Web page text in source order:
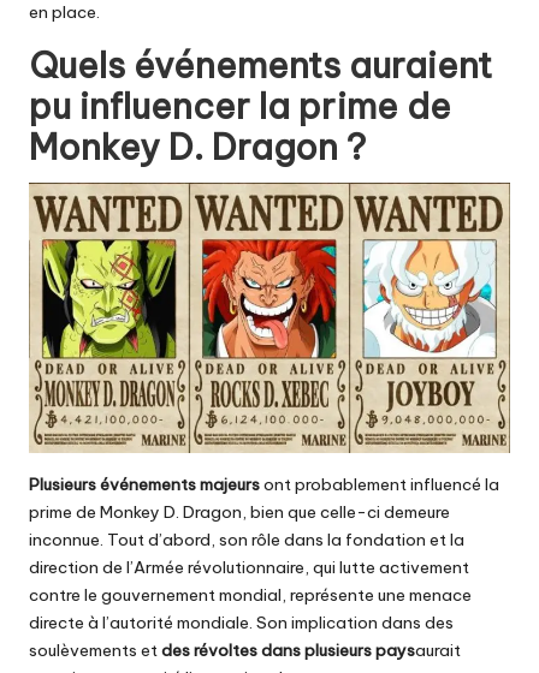
en place.
Quels événements auraient
pu influencer la prime de
Monkey D. Dragon ?
Plusieurs événements majeursont probablement influencé la
prime de Monkey D. Dragon, bien que celle-ci demeure
inconnue. Tout d’abord, son rôle dans la fondation et la
direction de l’Armée révolutionnaire, qui lutte activement
contre le gouvernement mondial, représente une menace
directe à l’autorité mondiale. Son implication dans des
soulèvements etdes révoltes dans plusieurs paysaurait